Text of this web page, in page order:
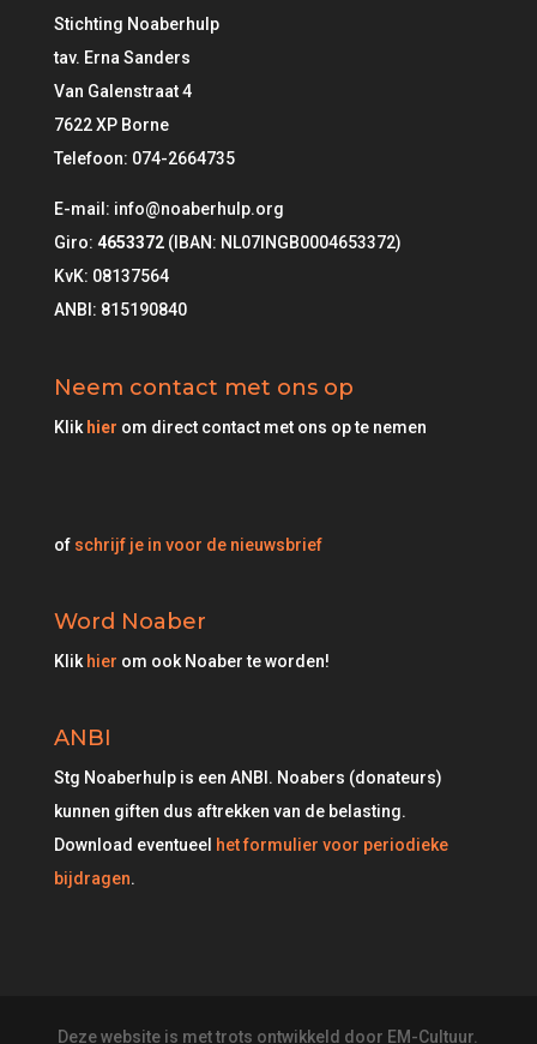
Stichting Noaberhulp
tav. Erna Sanders
Van Galenstraat 4
7622 XP Borne
Telefoon: 074-2664735
E-mail: info@noaberhulp.org
Giro: 4653372(IBAN: NL07INGB0004653372)
KvK: 08137564
ANBI: 815190840
Neem contact met ons op
Klikhier om direct contact met ons op te nemen
of schrijf je in voor de nieuwsbrief
Word Noaber
Klik hier om ook Noaber te worden!
ANBI
Stg Noaberhulp is een ANBI. Noabers (donateurs)
kunnen giften dus aftrekken van de belasting.
Download eventueel het formulier voor periodieke
bijdragen.
Deze website is met trots ontwikkeld door EM-Cultuur.